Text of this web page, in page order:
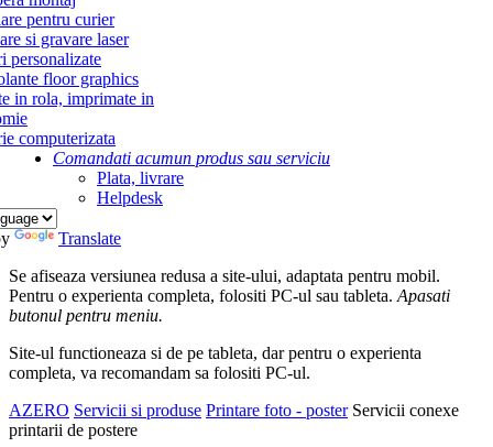
pentru curier
si gravare laser
personalizate
floor graphics
in rola, imprimate in
computerizata
Comandati acumun produs sau serviciu
Plata, livrare
Helpdesk
Translate
Se afiseaza versiunea redusa a site-ului, adaptata pentru mobil.
Pentru o experienta completa, folositi PC-ul sau tableta. Apasati
butonul pentru meniu.
Site-ul functioneaza si de pe tableta, dar pentru o experienta
completa, va recomandam sa folositi PC-ul.
AZERO Servicii si produse Printare foto - poster Servicii conexe
printarii de postere